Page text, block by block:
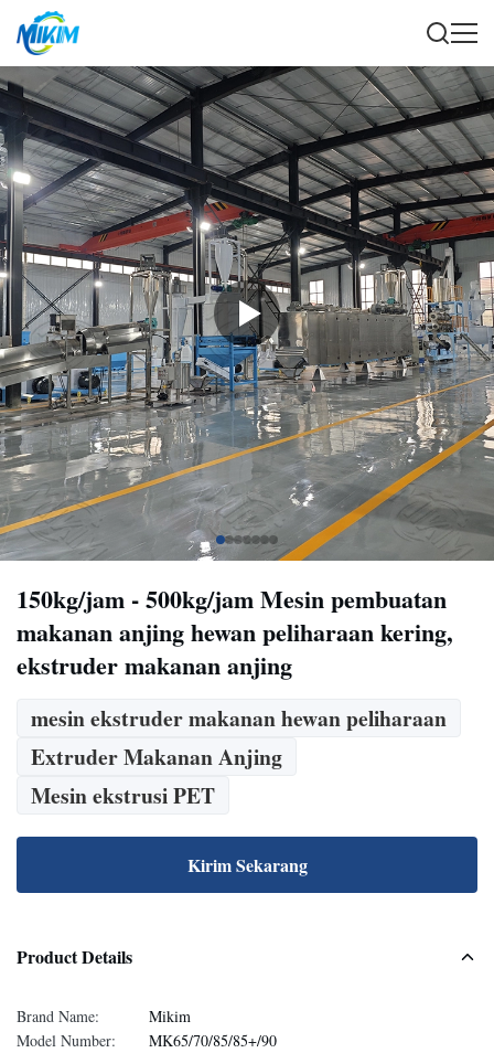
150kg/jam - 500kg/jam Mesin pembuatan
makanan anjing hewan peliharaan kering,
ekstruder makanan anjing
mesin ekstruder makanan hewan peliharaan
Extruder Makanan Anjing
Mesin ekstrusi PET
Kirim Sekarang
Product Details
Brand Name:
Mikim
Model Number:
MK65/70/85/85+/90